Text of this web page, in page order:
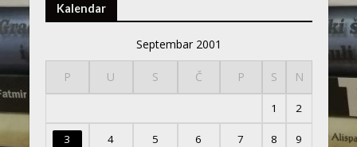
Kalendar
Septembar 2001
P U S Č P S N
1 2
3 4 5 6 7 8 9